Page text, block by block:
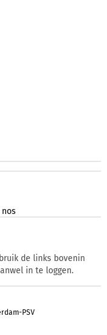
nos
de links bovenin
in te loggen.
PSV